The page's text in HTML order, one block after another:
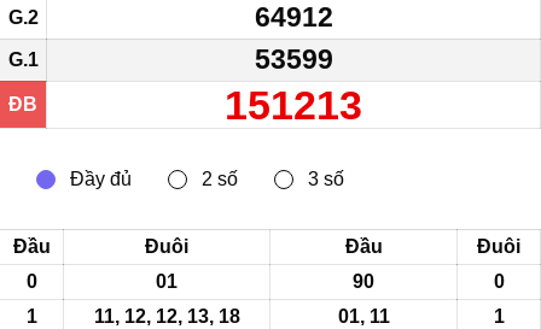
G.2 64912
G.1 53599
ĐB 151213
Đầu
Đuôi
0
01
1
11, 12, 12, 13, 18
Đầu
Đuôi
90
0
01, 11
1